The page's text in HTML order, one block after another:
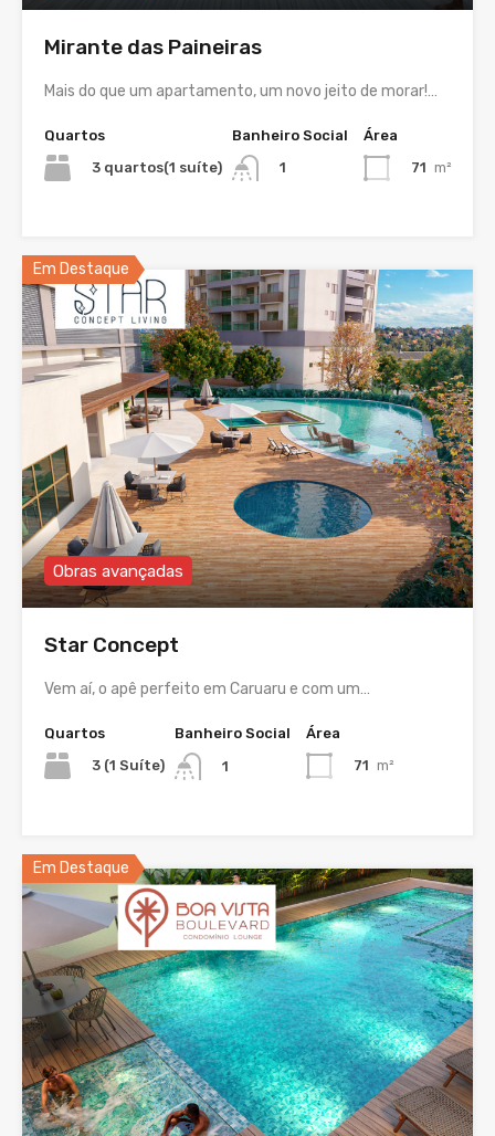
Mirante das Paineiras
Mais do que um apartamento, um novo jeito de morar!…
Quartos
3 quartos(1 suíte)
Banheiro Social
1
Área
71 m²
Em Destaque
Obras avançadas
Star Concept
Vem aí, o apê perfeito em Caruaru e com um…
Quartos
3 (1 Suíte)
Banheiro Social
1
Área
71 m²
Em Destaque